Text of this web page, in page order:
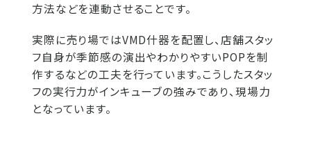
方法などを連動させることです。
実際に売り場ではVMD什器を配置し、店舗スタッ
フ自身が季節感の演出やわかりやすいPOPを制
作するなどの工夫を行っています。こうしたスタッ
フの実行力がインキューブの強みであり、現場力
となっています。